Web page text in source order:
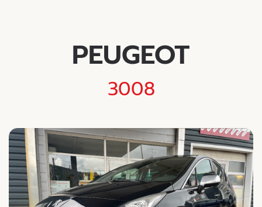
PEUGEOT
3008